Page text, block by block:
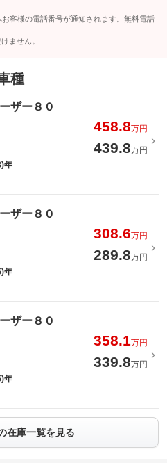
客様の電話番号が通知されます。無料電話
ません。
種
ザー８０
458.8万円
439.8万円
年
ザー８０
308.6万円
289.8万円
年
ザー８０
358.1万円
339.8万円
年
在庫一覧を見る